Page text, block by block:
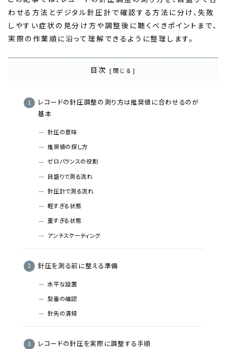
わせる方法とデジタル針圧計で確認する方法に分け、失敗
しやすい症状の見分け方や調整後に聴くべきポイントまで、
実際の作業順に沿って理解できるように整理します。
目次
レコードの針圧調整の測り方は推奨値に合わせるのが
基本
針圧の意味
推奨値の探し方
ゼロバランスの役割
目盛りで測る流れ
針圧計で測る流れ
軽すぎる状態
重すぎる状態
アンチスケーティング
針圧を測る前に整える準備
水平な設置
型番の確認
針先の清掃
レコードの針圧を実際に調整する手順